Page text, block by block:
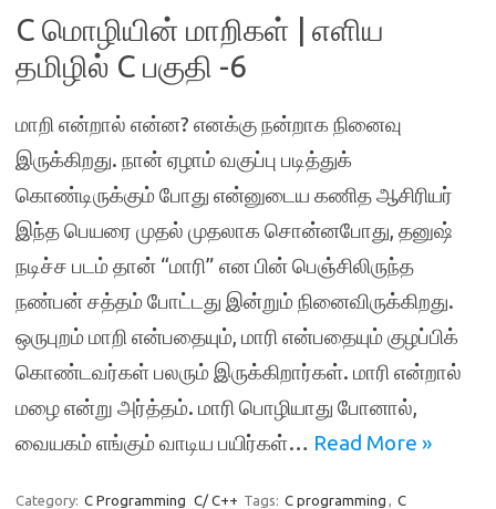
C மொழியின் மாறிகள் | எளிய
தமிழில் C பகுதி -6
மாறி என்றால் என்ன? எனக்கு நன்றாக நினைவு
இருக்கிறது. நான் ஏழாம் வகுப்பு படித்துக்
கொண்டிருக்கும் போது என்னுடைய கணித ஆசிரியர்
இந்த பெயரை முதல் முதலாக சொன்னபோது, தனுஷ்
நடிச்ச படம் தான் “மாரி” என பின் பெஞ்சிலிருந்த
நண்பன் சத்தம் போட்டது இன்றும் நினைவிருக்கிறது.
ஒருபுறம் மாறி என்பதையும், மாரி என்பதையும் குழப்பிக்
கொண்டவர்கள் பலரும் இருக்கிறார்கள். மாரி என்றால்
மழை என்று அர்த்தம். மாரி பொழியாது போனால்,
வையகம் எங்கும் வாடிய பயிர்கள்… Read More »
Category: C Programming C/ C++ Tags: C programming , C